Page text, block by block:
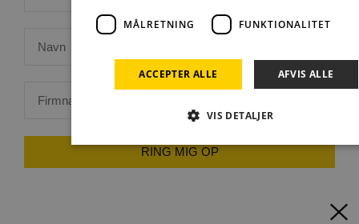
RING MIG OP
MÅLRETNING FUNKTIONALITET
ACCEPTER ALLE AFVIS ALLE
VIS DETALJER